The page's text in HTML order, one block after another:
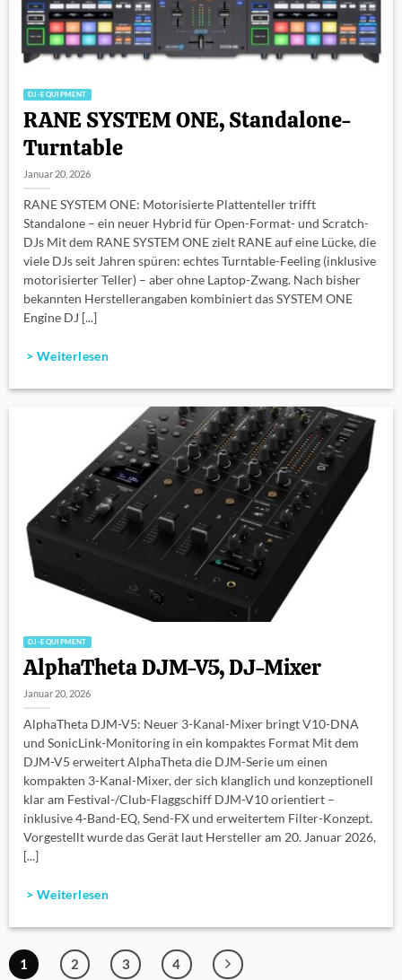
DJ-EQUIPMENT
RANE SYSTEM ONE, Standalone-
Turntable
Januar 20, 2026
RANE SYSTEM ONE: Motorisierte Plattenteller trifft
Standalone – ein neuer Hybrid für Open-Format- und Scratch-
DJs Mit dem RANE SYSTEM ONE zielt RANE auf eine Lücke, die
viele DJs seit Jahren spüren: echtes Turntable-Feeling (inklusive
motorisierter Teller) – aber ohne Laptop-Zwang. Nach bisher
bekannten Herstellerangaben kombiniert das SYSTEM ONE
Engine DJ [...]
> Weiterlesen
DJ-EQUIPMENT
AlphaTheta DJM-V5, DJ-Mixer
Januar 20, 2026
AlphaTheta DJM-V5: Neuer 3-Kanal-Mixer bringt V10-DNA
und SonicLink-Monitoring in ein kompaktes Format Mit dem
DJM-V5 erweitert AlphaTheta die DJM-Serie um einen
kompakten 3-Kanal-Mixer, der sich klanglich und konzeptionell
klar am Festival-/Club-Flaggschiff DJM-V10 orientiert –
inklusive 4-Band-EQ, Send-FX und erweitertem Filter-Konzept.
Vorgestellt wurde das Gerät laut Hersteller am 20. Januar 2026,
[...]
> Weiterlesen
1 2 3 4